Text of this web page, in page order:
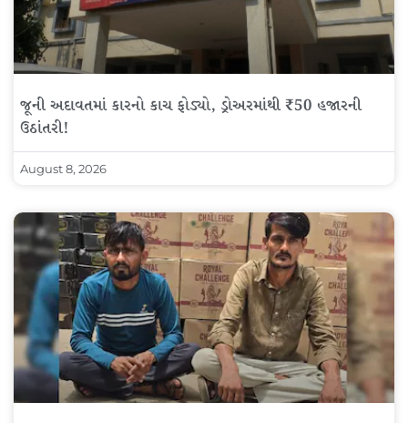
જૂની અદાવતમાં કારનો કાચ ફોડ્યો, ડ્રોઅરમાંથી ₹50 હજારની
ઉઠાંતરી!
August 8, 2026